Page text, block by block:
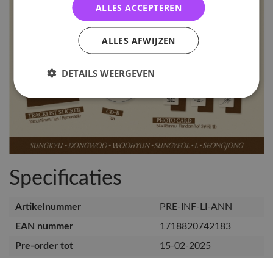
Specificaties
Artikelnummer
PRE-INF-LI-ANN
EAN nummer
1718820742183
Pre-order tot
15-02-2025
ALLES ACCEPTEREN
ALLES AFWIJZEN
DETAILS WEERGEVEN